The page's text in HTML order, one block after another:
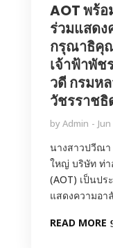
AOT พร้อ
ร่วมแสด
กรุณาธิคุณ
เจ้าฟ้าพัช
วดี กรมห
วัชรราชธิ
byAdmin
นางสาวปวีณา
ใหญ่ บริษัท ท่า
(AOT) เป็นป
แสดงความอา
READ MORE